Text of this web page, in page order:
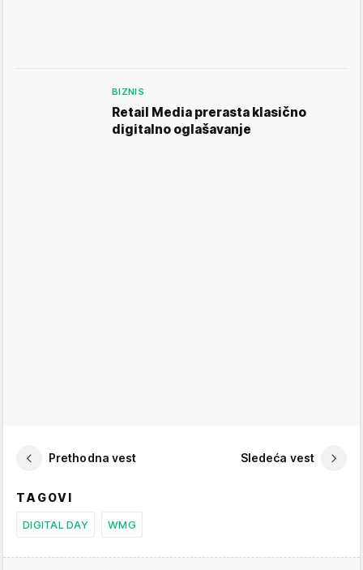
BIZNIS
Retail Media prerasta klasično
digitalno oglašavanje
Prethodna vest Sledeća vest
TAGOVI
DIGITAL DAY WMG